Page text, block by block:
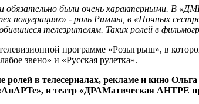
обязательно были очень характерными. В
полуграциях» - роль Риммы, в «Ночных
телезрителям. Таких ролей в
программе «Розыгрыш», в
звено» и «Русская рулетка».
ролей в телесериалах, рекламе и кино
и театр «ДРАМатическая АНТРЕ